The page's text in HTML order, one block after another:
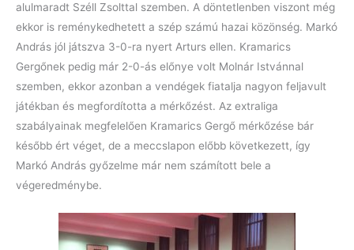
alulmaradt Széll Zsolttal szemben. A döntetlenben viszont még
ekkor is reménykedhetett a szép számú hazai közönség. Markó
András jól játszva 3-0-ra nyert Arturs ellen. Kramarics
Gergőnek pedig már 2-0-ás előnye volt Molnár Istvánnal
szemben, ekkor azonban a vendégek fiatalja nagyon feljavult
játékban és megfordította a mérkőzést. Az extraliga
szabályainak megfelelően Kramarics Gergő mérkőzése bár
később ért véget, de a meccslapon előbb következett, így
Markó András győzelme már nem számított bele a
végeredménybe.